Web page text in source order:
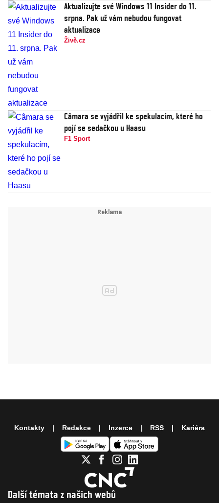
Aktualizujte své Windows 11 Insider do 11.
srpna. Pak už vám nebudou fungovat
aktualizace
Živě.cz
Câmara se vyjádřil ke spekulacím, které ho
pojí se sedačkou u Haasu
F1 Sport
Další témata z našich webů
Kontakty Redakce Inzerce RSS Kariéra